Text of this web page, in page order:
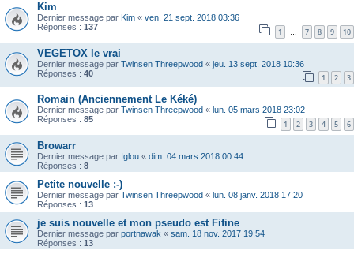
Kim
Dernier message par Kim « ven. 21 sept. 2018 03:36
Réponses : 137 1 … 7 8 9 10
VEGETOX le vrai
Dernier message par Twinsen Threepwood « jeu. 13 sept. 2018 10:36
Réponses : 40 1 2 3
Romain (Anciennement Le Kéké)
Dernier message par Twinsen Threepwood « lun. 05 mars 2018 23:02
Réponses : 85 1 2 3 4 5 6
Browarr
Dernier message par Iglou « dim. 04 mars 2018 00:44
Réponses : 8
Petite nouvelle :-)
Dernier message par Twinsen Threepwood « lun. 08 janv. 2018 17:20
Réponses : 13
je suis nouvelle et mon pseudo est Fifine
Dernier message par portnawak « sam. 18 nov. 2017 19:54
Réponses : 13